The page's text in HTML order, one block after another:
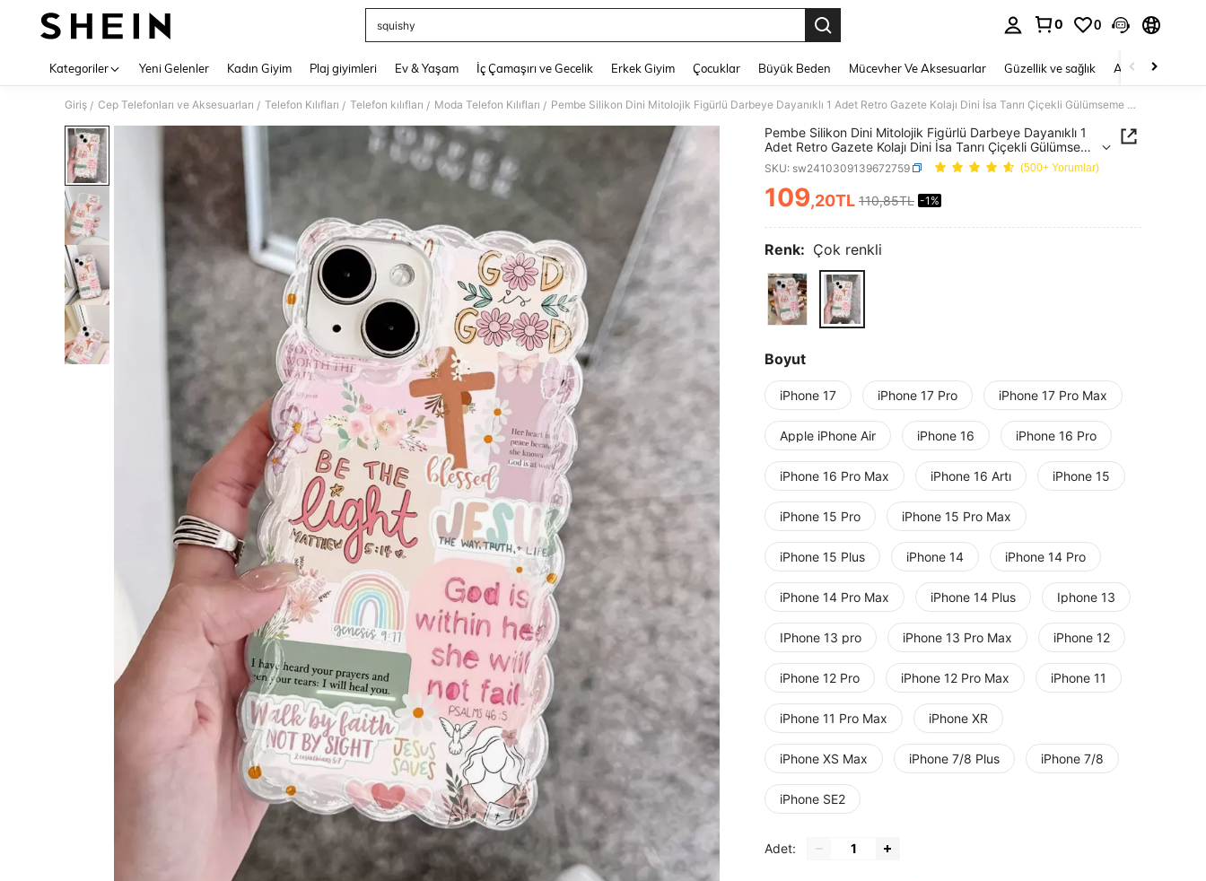
squishy
0 0
Kategoriler Yeni Gelenler Kadın Giyim Plaj giyimleri Ev & Yaşam İç Çamaşırı ve Gecelik Erkek Giyim Çocuklar Büyük Beden Mücevher Ve Aksesuarlar Güzellik ve sağlık Ayakkabı
Giriş / Cep Telefonları ve Aksesuarları / Telefon Kılıfları / Telefon kılıfları / Moda Telefon Kılıfları / Pembe Silikon Dini Mitolojik Figürlü Darbeye Dayanıklı 1 Adet Retro Gazete Kolajı Dini İsa Tanrı Çiçekli Gülümseme Desenli Dalgalı Çerçeve Düşmeye Karşı Koruyucu Şeffaf Telefon Kılıfı 11/12/13/14/15 Pro Max ile Uyumlu Su Geçirmez Çizilmeye Dayanıklı Paskalya Bahar Hediyesi
Pembe Silikon Dini Mitolojik Figürlü Darbeye Dayanıklı 1
Adet Retro Gazete Kolajı Dini İsa Tanrı Çiçekli Gülümseme
Desenli Dalgalı Çerçeve Düşmeye Karşı Koruyucu Şeffaf
Telefon Kılıfı 11/12/13/14/15 Pro Max ile Uyumlu Su
Geçirmez Çizilmeye Dayanıklı Paskalya Bahar Hediyesi
SKU: sw2410309139672759 (500+ Yorumlar)
PRICE AND AVAILABILITY
109,20TL 110,85TL -1%
Renk: Çok renkli
Boyut
iPhone 17 iPhone 17 Pro iPhone 17 Pro Max
Apple iPhone Air iPhone 16 iPhone 16 Pro
iPhone 16 Pro Max iPhone 16 Artı iPhone 15
iPhone 15 Pro iPhone 15 Pro Max
iPhone 15 Plus iPhone 14 iPhone 14 Pro
iPhone 14 Pro Max iPhone 14 Plus Iphone 13
IPhone 13 pro iPhone 13 Pro Max iPhone 12
iPhone 12 Pro iPhone 12 Pro Max iPhone 11
iPhone 11 Pro Max iPhone XR
iPhone XS Max iPhone 7/8 Plus iPhone 7/8
iPhone SE2
Adet: